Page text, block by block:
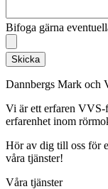
Bifoga gärna
Skicka
Dannbergs Mark och
Vi är ett erfaren VVS-
erfarenhet inom
Hör av dig till oss för
våra tjänster!
Våra tjänster